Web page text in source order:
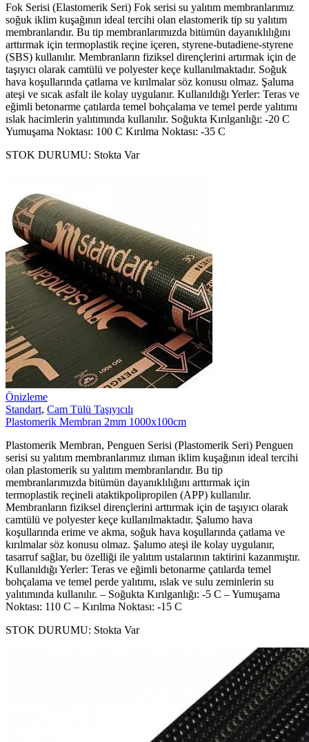
Fok Serisi (Elastomerik Seri) Fok serisi su yalıtım membranlarımız
soğuk iklim kuşağının ideal tercihi olan elastomerik tip su yalıtım
membranlarıdır. Bu tip membranlarımızda bitümün dayanıklılığını
arttırmak için termoplastik reçine içeren, styrene-butadiene-styrene
(SBS) kullanılır. Membranların fiziksel dirençlerini artırmak için de
taşıyıcı olarak camtülü ve polyester keçe kullanılmaktadır. Soğuk
hava koşullarında çatlama ve kırılmalar söz konusu olmaz. Şaluma
ateşi ve sıcak asfalt ile kolay uygulanır. Kullanıldığı Yerler: Teras ve
eğimli betonarme çatılarda temel bohçalama ve temel perde yalıtımı
ıslak hacimlerin yalıtımında kullanılır. Soğukta Kırılganlığı: -20 C
Yumuşama Noktası: 100 C Kırılma Noktası: -35 C
STOK DURUMU: Stokta Var
Önizleme
Standart, Cam Tülü Taşıyıcılı
Plastomerik Membran 2mm 1000x100cm
Plastomerik Membran, Penguen Serisi (Plastomerik Seri) Penguen
serisi su yalıtım membranlarımız ılıman iklim kuşağının ideal tercihi
olan plastomerik su yalıtım membranlarıdır. Bu tip
membranlarımızda bitümün dayanıklılığını arttırmak için
termoplastik reçineli ataktikpolipropilen (APP) kullanılır.
Membranların fiziksel dirençlerini arttırmak için de taşıyıcı olarak
camtülü ve polyester keçe kullanılmaktadır. Şalumo hava
koşullarında erime ve akma, soğuk hava koşullarında çatlama ve
kırılmalar söz konusu olmaz. Şalumo ateşi ile kolay uygulanır,
tasarruf sağlar, bu özelliği ile yalıtım ustalarının taktirini kazanmıştır.
Kullanıldığı Yerler: Teras ve eğimli betonarme çatılarda temel
bohçalama ve temel perde yalıtımı, ıslak ve sulu zeminlerin su
yalıtımında kullanılır. – Soğukta Kırılganlığı: -5 C – Yumuşama
Noktası: 110 C – Kırılma Noktası: -15 C
STOK DURUMU: Stokta Var